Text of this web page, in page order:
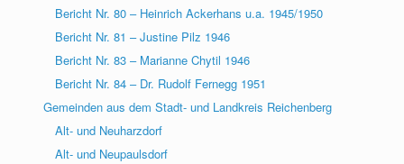
Bericht Nr. 80 – Heinrich Ackerhans u.a. 1945/1950
Bericht Nr. 81 – Justine Pilz 1946
Bericht Nr. 83 – Marianne Chytil 1946
Bericht Nr. 84 – Dr. Rudolf Fernegg 1951
Gemeinden aus dem Stadt- und Landkreis Reichenberg
Alt- und Neuharzdorf
Alt- und Neupaulsdorf